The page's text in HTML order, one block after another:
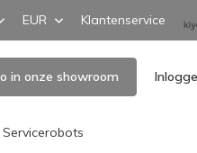
EUR Klantenservice
in onze showroom
Servicerobots